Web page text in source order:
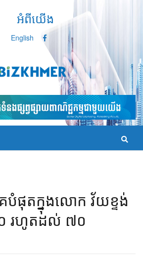
អំពីយើង
English
េ​បំផុត​ក្នុង​លោក​​ ​វ័យ​ខ្ទង់​
រហូត​ដល់​ ៧០​​